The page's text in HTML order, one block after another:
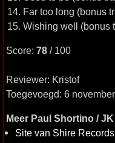
14. Far too long (bonus
15. Wishing well (bonus
Score: 78 / 100
Reviewer: Kristof
Toegevoegd: 6
Meer Paul Shortino /
Site van Shire Records